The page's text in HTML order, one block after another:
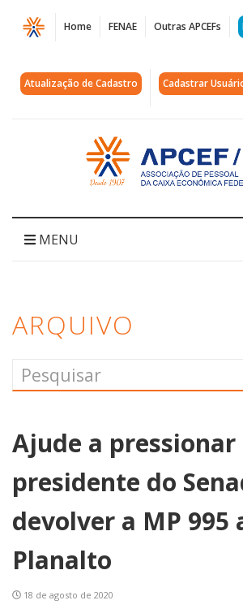
Página
Arquivos
davi
APCEF/SP
Home FENAE Outras APCEFs
Atualização de Cadastro Cadastrar
Acessar
página
inicial
MENU
ARQUIVO
Ajude a pressionar
presidente do
devolver a MP 995
Planalto
18 de agosto de 2020